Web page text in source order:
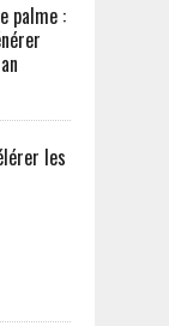
palme :
les